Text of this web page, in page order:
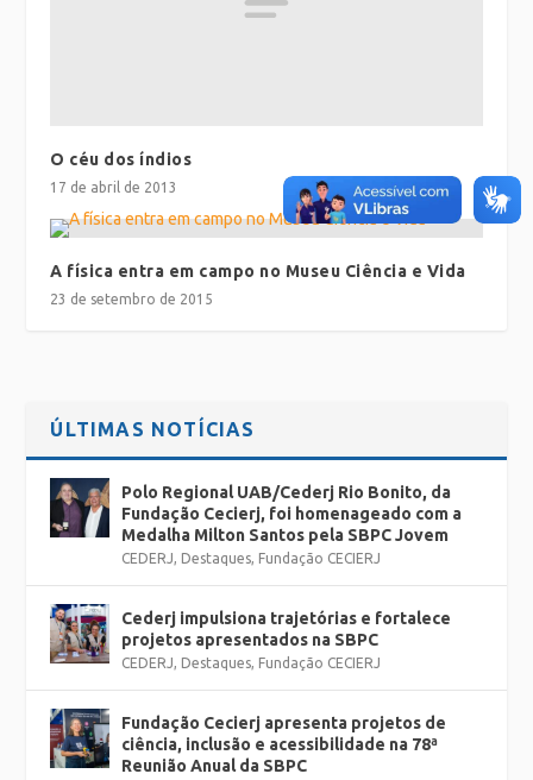
O céu dos índios
17 de abril de 2013
A física entra em campo no Museu Ciência e Vida
23 de setembro de 2015
ÚLTIMAS NOTÍCIAS
Polo Regional UAB/Cederj Rio Bonito, da
Fundação Cecierj, foi homenageado com a
Medalha Milton Santos pela SBPC Jovem
CEDERJ, Destaques, Fundação CECIERJ
Cederj impulsiona trajetórias e fortalece
projetos apresentados na SBPC
CEDERJ, Destaques, Fundação CECIERJ
Fundação Cecierj apresenta projetos de
ciência, inclusão e acessibilidade na 78ª
Reunião Anual da SBPC